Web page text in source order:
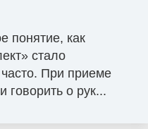
понятие, как
стало
часто. При приеме
говорить о рук...